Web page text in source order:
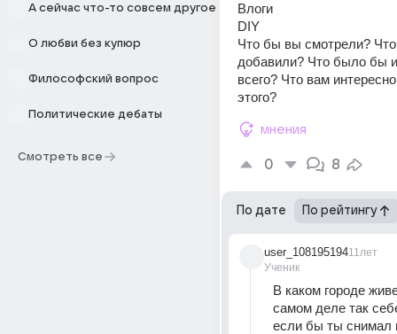
А сейчас что-то совсем другое
О любви без купюр
Философский вопрос
Политические дебаты
Смотреть все
Влоги
DIY
Что бы вы смотрели?
добавили? Что было бы
всего? Что вам
этого?
мнения
0 8
По дате По рейтингу
user_108195194
Ученик
11лет
В каком городе
самом деле так
если бы ты снимал